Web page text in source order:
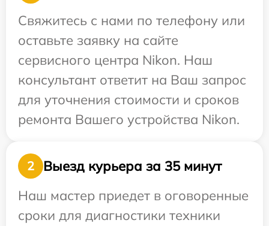
Свяжитесь с нами по телефону или
оставьте заявку на сайте
сервисного центра Nikon. Наш
консультант ответит на Ваш запрос
для уточнения стоимости и сроков
ремонта Вашего устройства Nikon.
2
Выезд курьера за 35 минут
Наш мастер приедет в оговоренные
сроки для диагностики техники